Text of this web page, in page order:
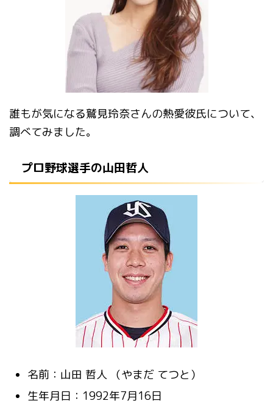
誰もが気になる鷲見玲奈さんの熱愛彼氏について、
調べてみました。
プロ野球選手の山田哲人
名前：山田 哲人 （やまだ てつと）
生年月日：1992年7月16日